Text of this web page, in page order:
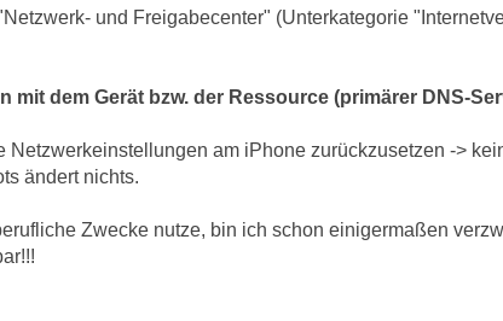
und Freigabecenter" (Unterkategorie
mit dem Gerät bzw. der Ressource (primärer DNS-
Netzwerkeinstellungen am iPhone zurückzusetzen ->
ändert nichts.
Zwecke nutze, bin ich schon einigermaßen